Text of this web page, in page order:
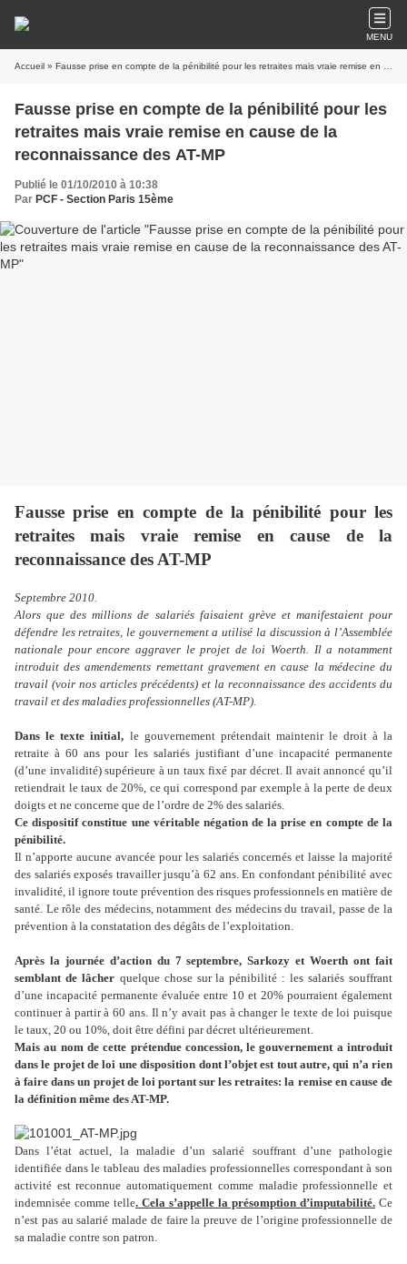
MENU
Accueil » Fausse prise en compte de la pénibilité pour les retraites mais vraie remise en cause de la reconnaissance des AT-MP
Fausse prise en compte de la pénibilité pour les
retraites mais vraie remise en cause de la
reconnaissance des AT-MP
Publié le 01/10/2010 à 10:38
Par PCF - Section Paris 15ème
Fausse prise en compte de la pénibilité pour les
retraites mais vraie remise en cause de la
reconnaissance des AT-MP
Septembre 2010.
Alors que des millions de salariés faisaient grève et manifestaient pour
défendre les retraites, le gouvernement a utilisé la discussion à l’Assemblée
nationale pour encore aggraver le projet de loi Woerth. Il a notamment
introduit des amendements remettant gravement en cause la médecine du
travail (voir nos articles précédents) et la reconnaissance des accidents du
travail et des maladies professionnelles (AT-MP).
Dans le texte initial, le gouvernement prétendait maintenir le droit à la
retraite à 60 ans pour les salariés justifiant d’une incapacité permanente
(d’une invalidité) supérieure à un taux fixé par décret. Il avait annoncé qu’il
retiendrait le taux de 20%, ce qui correspond par exemple à la perte de deux
doigts et ne concerne que de l’ordre de 2% des salariés.
Ce dispositif constitue une véritable négation de la prise en compte de la
pénibilité.
Il n’apporte aucune avancée pour les salariés concernés et laisse la majorité
des salariés exposés travailler jusqu’à 62 ans. En confondant pénibilité avec
invalidité, il ignore toute prévention des risques professionnels en matière de
santé. Le rôle des médecins, notamment des médecins du travail, passe de la
prévention à la constatation des dégâts de l’exploitation.
Après la journée d’action du 7 septembre, Sarkozy et Woerth ont fait
semblant de lâcher quelque chose sur la pénibilité : les salariés souffrant
d’une incapacité permanente évaluée entre 10 et 20% pourraient également
continuer à partir à 60 ans. Il n’y avait pas à changer le texte de loi puisque
le taux, 20 ou 10%, doit être défini par décret ultérieurement.
Mais au nom de cette prétendue concession, le gouvernement a introduit
dans le projet de loi une disposition dont l’objet est tout autre, qui n’a rien
à faire dans un projet de loi portant sur les retraites: la remise en cause de
la définition même des AT-MP.
Dans l’état actuel, la maladie d’un salarié souffrant d’une pathologie
identifiée dans le tableau des maladies professionnelles correspondant à son
activité est reconnue automatiquement comme maladie professionnelle et
indemnisée comme telle. Cela s’appelle la présomption d’imputabilité. Ce
n’est pas au salarié malade de faire la preuve de l’origine professionnelle de
sa maladie contre son patron.